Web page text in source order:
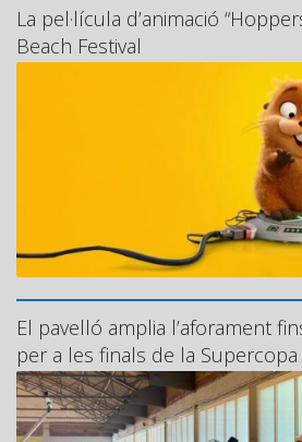
La pel·lícula d’animació
Beach Festival
El pavelló amplia l’aforament
per a les finals de la Supercopa